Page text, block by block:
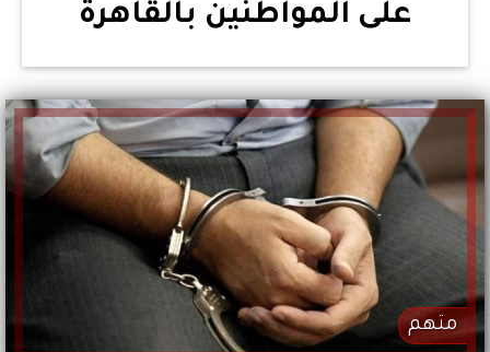
على المواطنين بالقاهرة
متهم